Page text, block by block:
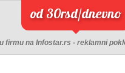
od 30rsd/dnevno
firmu na Infostar.rs - reklamni